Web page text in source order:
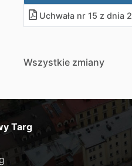
Uchwała nr 15 z dnia
Wszystkie zmiany
Targ